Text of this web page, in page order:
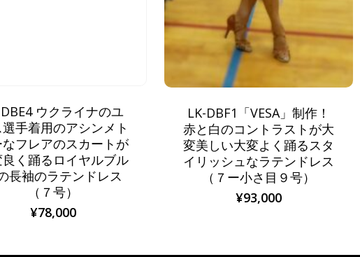
ウクライナのユ
手着用のアシンメト
フレアのスカートが
く踊るロイヤルブル
長袖のラテンドレス
（７号）
¥78,000
LK-DBF1「VESA」制作！
赤と白のコントラストが大
変美しい大変よく踊るスタ
イリッシュなラテンドレス
（７ー小さ目９号）
¥93,000